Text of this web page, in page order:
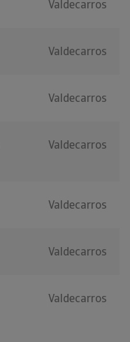
Valdecarros
Valdecarros
Valdecarros
Valdecarros
Valdecarros
Valdecarros
Valdecarros